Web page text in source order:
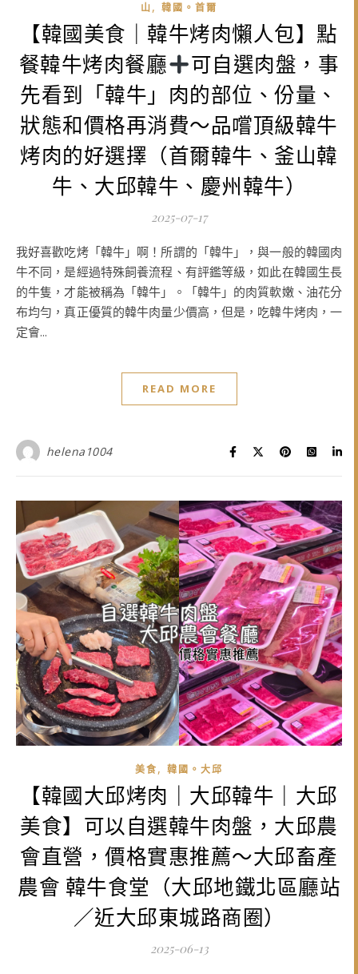
山, 韓國。首爾
【韓國美食｜韓牛烤肉懶人包】點
餐韓牛烤肉餐廳
可自選肉盤，事
先看到「韓牛」肉的部位、份量、
狀態和價格再消費～品嚐頂級韓牛
烤肉的好選擇（首爾韓牛、釜山韓
牛、大邱韓牛、慶州韓牛）
2025-07-17
我好喜歡吃烤「韓牛」啊！所謂的「韓牛」，與一般的韓國肉
牛不同，是經過特殊飼養流程、有評鑑等級，如此在韓國生長
的牛隻，才能被稱為「韓牛」。「韓牛」的肉質軟嫩、油花分
布均勻，真正優質的韓牛肉量少價高，但是，吃韓牛烤肉，一
定會...
READ MORE
helena1004
美食, 韓國。大邱
【韓國大邱烤肉｜大邱韓牛｜大邱
美食】可以自選韓牛肉盤，大邱農
會直營，價格實惠推薦～大邱畜產
農會 韓牛食堂（大邱地鐵北區廳站
／近大邱東城路商圈）
2025-06-13